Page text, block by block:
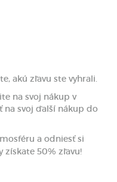
akú zľavu ste vyhrali.
na svoj nákup v
svoj ďalší nákup do
a odniesť si
získate 50% zľavu!